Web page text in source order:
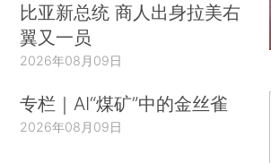
比亚新总统 商人出身拉美右
翼又一员
2026年08月09日
专栏｜AI“煤矿”中的金丝雀
2026年08月09日